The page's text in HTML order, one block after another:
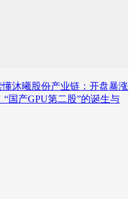
懂沐曦股份产业链：开盘暴涨
“国产GPU第二股”的诞生与